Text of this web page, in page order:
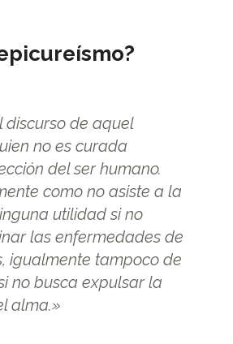
discurso de aquel
no es curada
del ser humano.
como no asiste a la
utilidad si no
las enfermedades de
igualmente tampoco de
no busca expulsar la
alma.»